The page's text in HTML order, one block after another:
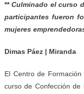
**Culminado el curso
participantes fueron
mujeres
Dimas Páez | Miranda
El Centro de
curso de Confección de